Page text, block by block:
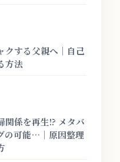
クする父親へ｜自己
方法
関係を再生!? メタバ
の可能…｜原因整理